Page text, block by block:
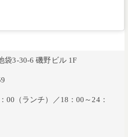
3-30-6 磯野ビル 1F
（ランチ）／18：00～24：